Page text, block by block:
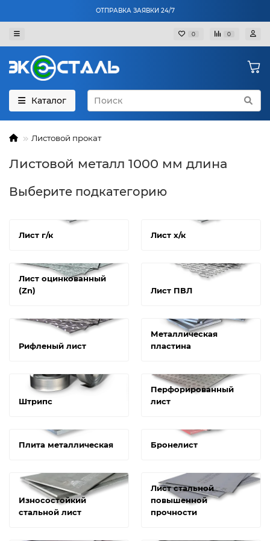
ОТПРАВКА ЗАЯВКИ 24/7
0 0
Каталог
Листовой прокат
Листовой металл 1000 мм длина
Выберите подкатегорию
Лист г/к Лист х/к
Лист оцинкованный
(Zn)
Лист ПВЛ
Рифленый лист
Металлическая
пластина
Штрипс
Перфорированный
лист
Плита металлическая Бронелист
Износостойкий
стальной лист
Лист стальной
повышенной
прочности